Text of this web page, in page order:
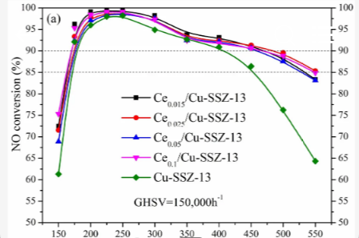
EV
ÜRÜNLER
HAKKIMIZDA
CATALYSTS
CO.,LTD.
Reserved.